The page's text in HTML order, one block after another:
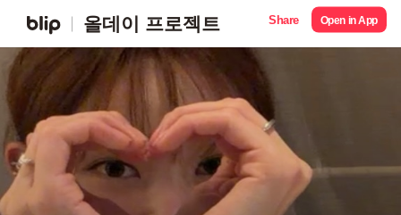
올데이 프로젝트 Share Open in App